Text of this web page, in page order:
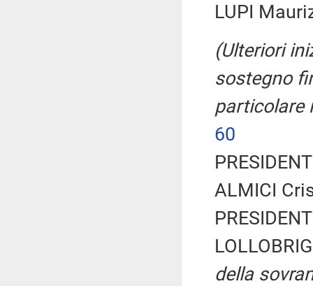
LUPI
(Ulteriori
sostegno
particolare
60
ALMICI
della